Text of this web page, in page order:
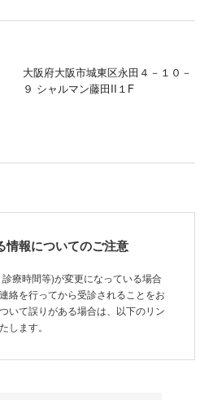
大阪府大阪市城東区永田４－１０－
９ シャルマン藤田II１F
情報についてのご注意
療時間等)が変更になっている場合
絡を行ってから受診されることをお
いて誤りがある場合は、以下のリン
します。